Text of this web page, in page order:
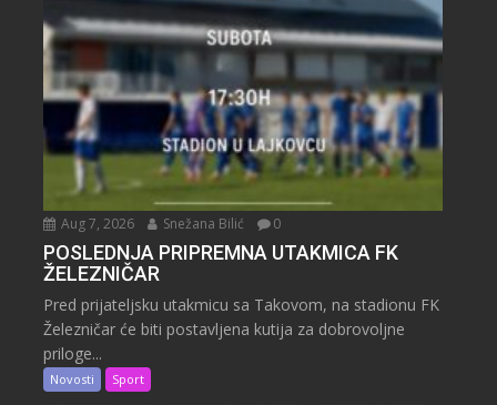
Aug 7, 2026 Snežana Bilić 0
POSLEDNJA PRIPREMNA UTAKMICA FK
ŽELEZNIČAR
Pred prijateljsku utakmicu sa Takovom, na stadionu FK
Železničar će biti postavljena kutija za dobrovoljne
priloge...
Novosti Sport